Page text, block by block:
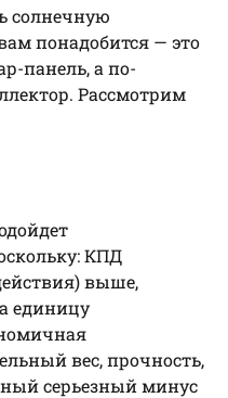
солнечную
понадобится — это
панель, а по-
Рассмотрим
КПД
выше,
единицу
вес, прочность,
серьезный минус